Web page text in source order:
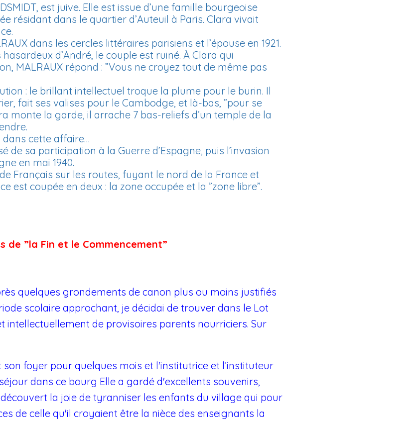
est juive. Elle est issue d’une famille bourgeoise
résidant dans le quartier d’Auteuil à Paris. Clara vivait
dans les cercles littéraires parisiens et l’épouse en 1921.
d’André, le couple est ruiné. À Clara qui
MALRAUX répond : ”Vous ne croyez tout de même pas
: le brillant intellectuel troque la plume pour le burin. Il
fait ses valises pour le Cambodge, et là-bas, ”pour se
monte la garde, il arrache 7 bas-reliefs d’un temple de la
dans cette affaire…
de sa participation à la Guerre d’Espagne, puis l’invasion
en mai 1940.
Français sur les routes, fuyant le nord de la France et
est coupée en deux : la zone occupée et la ”zone libre”.
de ”la Fin et le Commencement”
quelques grondements de canon plus ou moins justifiés
scolaire approchant, je décidai de trouver dans le Lot
intellectuellement de provisoires parents nourriciers. Sur
son foyer pour quelques mois et l'institutrice et l’instituteur
dans ce bourg Elle a gardé d'excellents souvenirs,
la joie de tyranniser les enfants du village qui pour
de celle qu'il croyaient être la nièce des enseignants la